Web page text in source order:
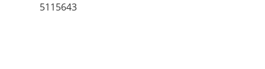
5115643